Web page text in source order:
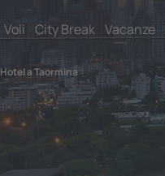
Voli City Break Vacanze
Hotel a Taormina